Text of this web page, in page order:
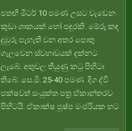
පතඟි මීටර් 10 පමණ උසට වැඩෙන
කුඩා ශාකයක් හෝ පඳුරකි. මේරූ කඳ
දුඹුරු පැහැති වන අතර පොතු
ගැලවෙන ස්වභාවයක් දක්නට
ලැබේ. අතුවල තියුණු කටු පිහිටා
තිබේ. සෙ.මි. 25-40 පමණ දිග ද්වී
පක්ෂවත් සංයුක්ත පත්‍ර ඒකාන්තරව
පිහිටයි. ඒකාක්ෂ පුෂ්ප මංජරියක හට